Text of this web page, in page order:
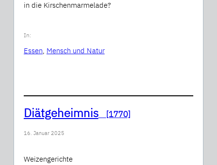
in die Kirschenmarmelade?
In:
Essen, Mensch und Natur
Diätgeheimnis [1770]
16. Januar 2025
Weizengerichte